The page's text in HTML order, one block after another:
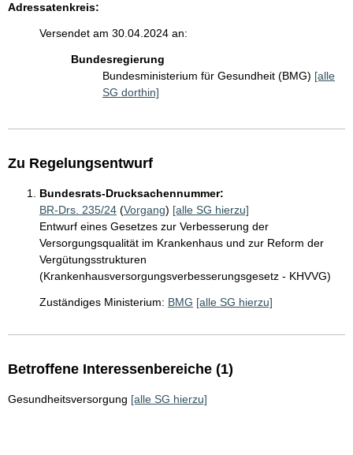
Adressatenkreis:
Versendet am 30.04.2024 an:
Bundesregierung
Bundesministerium für Gesundheit (BMG) [alle
SG dorthin]
Zu Regelungsentwurf
Bundesrats-Drucksachennummer:
BR-Drs. 235/24 (Vorgang) [alle SG hierzu]
Entwurf eines Gesetzes zur Verbesserung der
Versorgungsqualität im Krankenhaus und zur Reform der
Vergütungsstrukturen
(Krankenhausversorgungsverbesserungsgesetz - KHVVG)
Zuständiges Ministerium: BMG [alle SG hierzu]
Betroffene Interessenbereiche (1)
Gesundheitsversorgung [alle SG hierzu]